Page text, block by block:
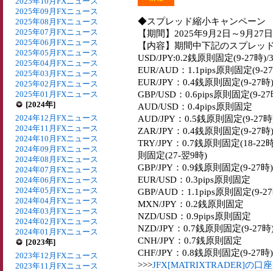
2025年09月FXニュース
2025年08月FXニュース
2025年07月FXニュース
2025年06月FXニュース
2025年05月FXニュース
2025年04月FXニュース
2025年03月FXニュース
2025年02月FXニュース
2025年01月FXニュース
[2024年]
2024年12月FXニュース
2024年11月FXニュース
2024年10月FXニュース
2024年09月FXニュース
2024年08月FXニュース
2024年07月FXニュース
2024年06月FXニュース
2024年05月FXニュース
2024年04月FXニュース
2024年03月FXニュース
2024年02月FXニュース
2024年01月FXニュース
[2023年]
2023年12月FXニュース
2023年11月FXニュース
◆スプレッド縮小キャンペーン
【期間】2025年9月2日～9月27日
【内容】期間中下記のスプレッ
USD/JPY:0.2銭原則固定(9-27時
EUR/AUD：1.1pips原則固定(9-
EUR/JPY：0.4銭原則固定(9-27
GBP/USD：0.6pips原則固定(9-
AUD/USD：0.4pips原則固定
AUD/JPY：0.5銭原則固定(9-27
ZAR/JPY：0.4銭原則固定(9-27
TRY/JPY：0.7銭原則固定(18-22
則固定(27-翌9時)
GBP/JPY：0.9銭原則固定(9-27
EUR/USD：0.3pips原則固定
GBP/AUD：1.1pips原則固定(9-
MXN/JPY：0.2銭原則固定
NZD/USD：0.9pips原則固定
NZD/JPY：0.7銭原則固定(9-27
CNH/JPY：0.7銭原則固定
CHF/JPY：0.8銭原則固定(9-27
>>>JFX[MATRIXTRADER]の口